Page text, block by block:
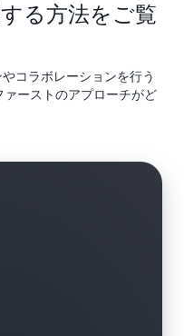
る方法をご覧
コラボレーションを行う
ァーストのアプローチがど